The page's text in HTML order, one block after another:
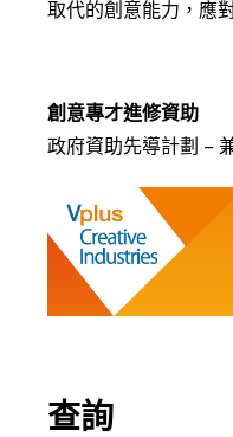
取代的創意能力，應
創意專才進修資助
政府資助先導計劃 –
查詢